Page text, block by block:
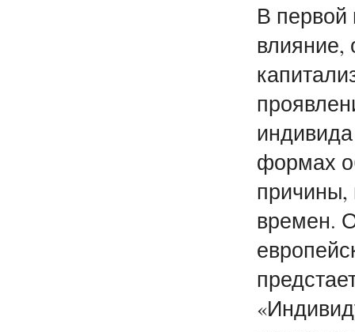
В
влияние,
формах
причины,
времен.